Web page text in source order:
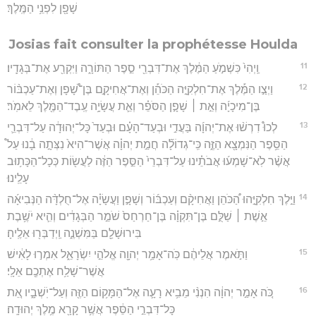
שָׁפָ֖ן לִפְנֵ֥י הַמֶּֽלֶךְ׃
Josias fait consulter la prophétesse Houlda
11 וַֽיְהִי֙ כִּשְׁמֹ֣עַ הַמֶּ֔לֶךְ אֶת־דִּבְרֵ֖י סֵ֣פֶר הַתּוֹרָ֑ה וַיִּקְרַ֖ע אֶת־בְּגָדָֽיו׃
12
וַיְצַ֣ו הַמֶּ֡לֶךְ אֶת־חִלְקִיָּ֣ה הַכֹּהֵ֡ן וְאֶת־אֲחִיקָ֣ם בֶּן־שָׁ֠פָן וְאֶת־עַכְבּ֨וֹר
בֶּן־מִיכָיָ֜ה וְאֵ֣ת ׀ שָׁפָ֣ן הַסֹּפֵ֗ר וְאֵ֛ת עֲשָׂיָ֥ה עֶֽבֶד־הַמֶּ֖לֶךְ לֵאמֹֽר׃
13
לְכוּ֩ דִרְשׁ֨וּ אֶת־יְהוָ֜ה בַּעֲדִ֣י וּבְעַד־הָעָ֗ם וּבְעַד֙ כָּל־יְהוּדָ֔ה עַל־דִּבְרֵ֛י
הַסֵּ֥פֶר הַנִּמְצָ֖א הַזֶּ֑ה כִּֽי־גְדוֹלָ֞ה חֲמַ֣ת יְהוָ֗ה אֲשֶׁר־הִיא֙ נִצְּתָ֣ה בָ֔נוּ עַל֩
אֲשֶׁ֨ר לֹֽא־שָׁמְע֜וּ אֲבֹתֵ֗ינוּ עַל־דִּבְרֵי֙ הַסֵּ֣פֶר הַזֶּ֔ה לַעֲשׂ֖וֹת כְּכָל־הַכָּת֥וּב
עָלֵֽינוּ׃
14 וַיֵּ֣לֶךְ חִלְקִיָּ֣הוּ הַ֠כֹּהֵן וַאֲחִיקָ֨ם וְעַכְבּ֜וֹר וְשָׁפָ֣ן וַעֲשָׂיָ֗ה אֶל־חֻלְדָּ֨ה הַנְּבִיאָ֜ה
אֵ֣שֶׁת ׀ שַׁלֻּ֣ם בֶּן־תִּקְוָ֗ה בֶּן־חַרְחַס֙ שֹׁמֵ֣ר הַבְּגָדִ֔ים וְהִ֛יא יֹשֶׁ֥בֶת
בִּירוּשָׁלִַ֖ם בַּמִּשְׁנֶ֑ה וַֽיְדַבְּר֖וּ אֵלֶֽיהָ׃
15
וַתֹּ֣אמֶר אֲלֵיהֶ֔ם כֹּֽה־אָמַ֥ר יְהוָ֖ה אֱלֹהֵ֣י יִשְׂרָאֵ֑ל אִמְר֣וּ לָאִ֔ישׁ
אֲשֶׁר־שָׁלַ֥ח אֶתְכֶ֖ם אֵלָֽי׃
16
כֹּ֚ה אָמַ֣ר יְהוָ֔ה הִנְנִ֨י מֵבִ֥יא רָעָ֛ה אֶל־הַמָּק֥וֹם הַזֶּ֖ה וְעַל־יֹֽשְׁבָ֑יו אֵ֚ת
כָּל־דִּבְרֵ֣י הַסֵּ֔פֶר אֲשֶׁ֥ר קָרָ֖א מֶ֥לֶךְ יְהוּדָֽה׃